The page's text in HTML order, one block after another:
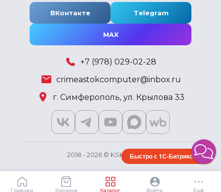
Главная Корзина Каталог Войти Ещё
ВКонтакте Telegram
MAX
+7 (978) 029-02-28
crimeastokcomputer@inbox.ru
г. Симферополь, ул. Крылова 33
2018 - 2026 © KSKSHOP.RUБыстро с 1С-Битрикс